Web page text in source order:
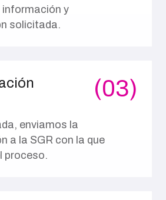
y
solicitada.
(03)
enviamos la
a la SGR con la que
proceso.